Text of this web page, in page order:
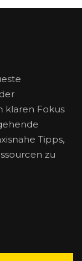
klaren Fokus
Tipps,
zu